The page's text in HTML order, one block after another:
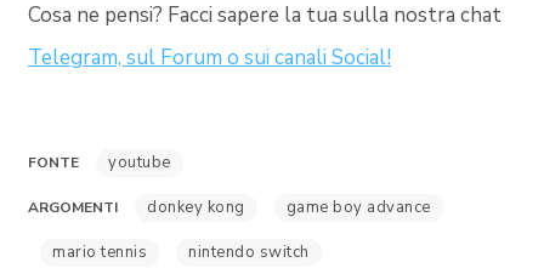
Cosa ne pensi? Facci sapere la tua sulla nostra chat
Telegram, sul Forum o sui canali Social!
FONTE youtube
ARGOMENTI donkey kong game boy advance
mario tennis nintendo switch